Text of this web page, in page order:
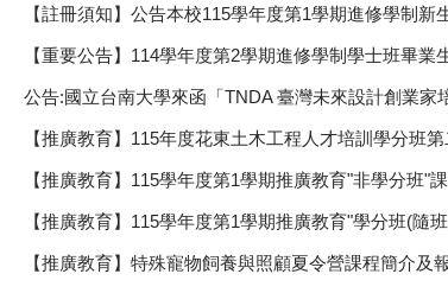
【註冊須知】公告本校115學年度第1學期進修學制新
【重要公告】114學年度第2學期進修學制學士班畢
公告:國立台南大學來函「TNDA 臺灣未來設計創業
【推廣教育】115年度花東土木工程人才培訓學分班
【推廣教育】115學年度第1學期推廣教育"非學分班"
【推廣教育】115學年度第1學期推廣教育"學分班(隨
【推廣教育】特殊寵物飼養與照顧夏令營課程簡介及